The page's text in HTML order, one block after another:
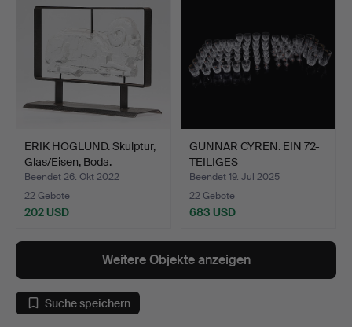
ERIK HÖGLUND. Skulptur,
Glas/Eisen, Boda.
Beendet 26. Okt 2022
22 Gebote
202 USD
GUNNAR CYREN. EIN 72-
TEILIGES
GLASGESCHIRR…
Beendet 19. Jul 2025
22 Gebote
683 USD
Weitere Objekte anzeigen
Suche speichern